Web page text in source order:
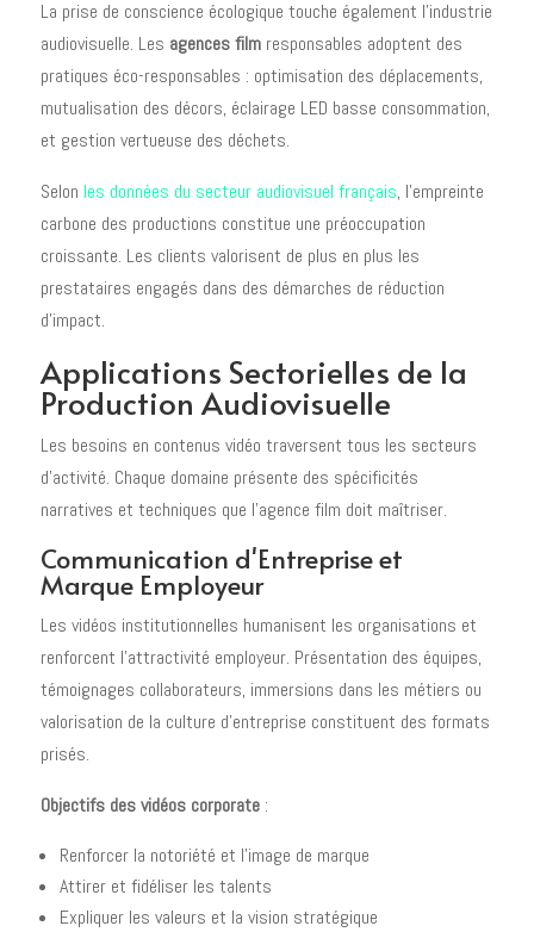
La prise de conscience écologique touche également l'industrie
audiovisuelle. Les agences filmresponsables adoptent des
pratiques éco-responsables : optimisation des déplacements,
mutualisation des décors, éclairage LED basse consommation,
et gestion vertueuse des déchets.
Selon les données du secteur audiovisuel français, l'empreinte
carbone des productions constitue une préoccupation
croissante. Les clients valorisent de plus en plus les
prestataires engagés dans des démarches de réduction
d'impact.
Applications Sectorielles de la
Production Audiovisuelle
Les besoins en contenus vidéo traversent tous les secteurs
d'activité. Chaque domaine présente des spécificités
narratives et techniques que l'agence film doit maîtriser.
Communication d'Entreprise et
Marque Employeur
Les vidéos institutionnelles humanisent les organisations et
renforcent l'attractivité employeur. Présentation des équipes,
témoignages collaborateurs, immersions dans les métiers ou
valorisation de la culture d'entreprise constituent des formats
prisés.
Objectifs des vidéos corporate:
Renforcer la notoriété et l'image de marque
Attirer et fidéliser les talents
Expliquer les valeurs et la vision stratégique